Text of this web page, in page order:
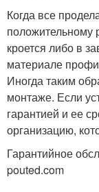
Когда все
положительному
кроется либо в
материале
Иногда таким
монтаже. Если
гарантией и ее
организацию,
Гарантийное
pouted.com